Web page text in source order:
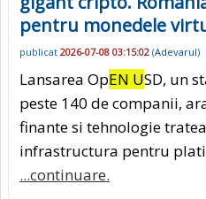
pentru monedele
publicat 2026-07-08 03:15:02 (Adevarul)
Lansarea OpEN USD, un
peste 140 de companii,
finante si tehnologie
infrastructura pentru
...continuare.